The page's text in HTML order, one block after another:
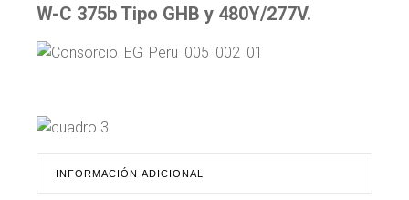
W-C 375b Tipo GHB y 480Y/277V.
INFORMACIÓN ADICIONAL